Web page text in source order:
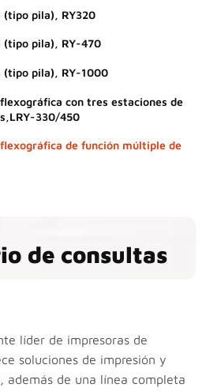
pila), RY320
(tipo pila), RY-470
(tipo pila), RY-1000
con tres estaciones de
330/450
de función múltiple de
de consultas
líder de impresoras de
soluciones de impresión y
además de una línea completa